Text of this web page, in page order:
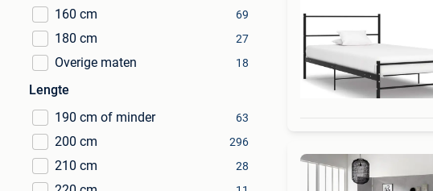
160 cm 69
180 cm 27
Overige maten 18
Lengte
190 cm of minder
63
200 cm 296
210 cm 28